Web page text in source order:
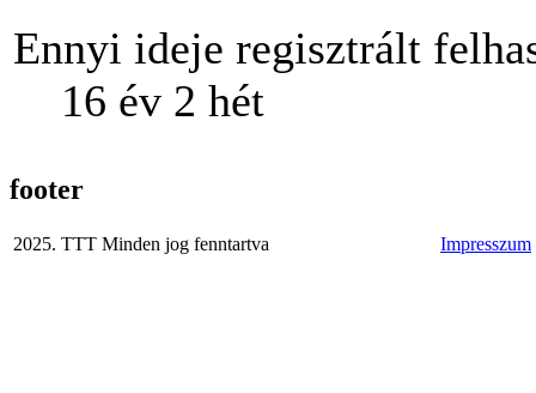
Ennyi ideje regisztrált
16 év 2 hét
footer
2025. TTT Minden jog fenntartva Impresszum